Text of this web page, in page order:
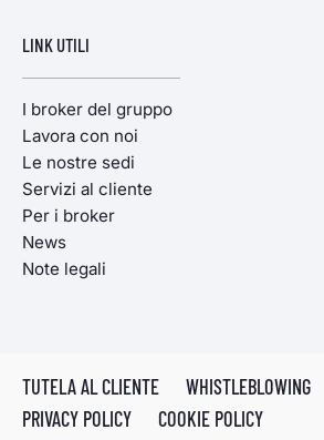
LINK UTILI
I broker del gruppo
Lavora con noi
Le nostre sedi
Servizi al cliente
Per i broker
News
Note legali
TUTELA AL CLIENTE
WHISTLEBLOWING
PRIVACY POLICY
COOKIE POLICY